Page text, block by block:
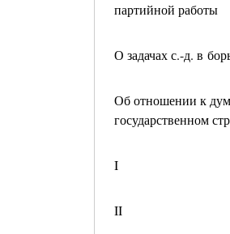
партийной работы
О задачах с.-д. в
Об отношении к
государственном
I
II